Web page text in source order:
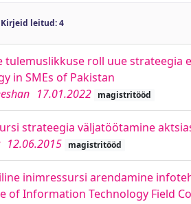
Kirjeid leitud: 4
tulemuslikkuse roll uue strateegia
in SMEs of Pakistan
17.01.2022 magistritööd
strateegia väljatöötamine
12.06.2015 magistritööd
inimressursi arendamine
of Information Technology Field